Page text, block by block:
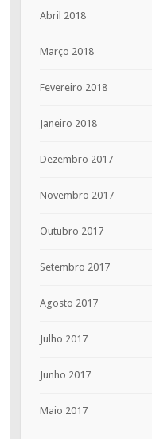
Abril 2018
Março 2018
Fevereiro 2018
Janeiro 2018
Dezembro 2017
Novembro 2017
Outubro 2017
Setembro 2017
Agosto 2017
Julho 2017
Junho 2017
Maio 2017